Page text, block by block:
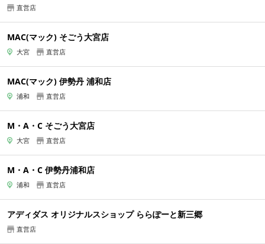
直営店
MAC(マック) そごう大宮店
大宮 直営店
MAC(マック) 伊勢丹 浦和店
浦和 直営店
M・A・C そごう大宮店
大宮 直営店
M・A・C 伊勢丹浦和店
浦和 直営店
アディダス オリジナルスショップ ららぽーと新三郷
直営店